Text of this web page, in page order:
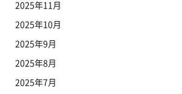
2025年11月
2025年10月
2025年9月
2025年8月
2025年7月